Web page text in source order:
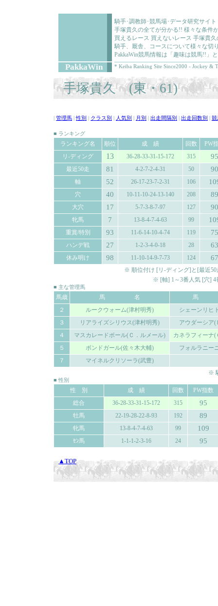
騎手･調教師･競馬場･データ研究サイ
手塚貴久の全てが分かる!! 様々な条件
買えるレース 買えないレース 手塚貴
騎手、厩舎、コースについて様々な切
PakkaWin競馬情報は「趣味は競馬!!」
PakkaWin * Keiba Ranking Site Since2000 - Jockey &
手塚貴久 (東・61)
管理馬 |性別 クラス別 人気別 月別 出走間隔別 出走回数別 競
■ ランキング
ランキング名 順位 成 績 回数
PW
リ-ディング
13 36-28-33-31-15-172 315 95
最近50走 81 4-2-7-2-4-31 50 90
軸 52 26-17-23-7-2-31 106
穴 40 10-11-10-24-13-140 208 89
大穴 17 5-7-3-8-7-97 127 90
牝馬 7 13-8-4-7-4-63 99
重賞/特別 93 11-6-14-10-4-74 119 75
ハンデ戦 27 1-2-3-4-0-18 28 63
休み明け 98 11-10-14-9-7-73 124 67
※ 順位付け [リ-ディング]と[最近
※ [軸] 1～3番人気 [穴] 4
■ 主な管理馬
馬歳 馬 名
馬
２
ルークウォーム(津村明秀)
シェーンリヒ
３
リアライズシリウス(津村明秀)
アウダーシア(
４
マスカレードボール(Ｃ．ルメール)
カネラフィーナ
５
ボンドガール(佐々木大輔)
フォルラニー
７
マイネルクリソーラ(武豊)
※
■ 性別
性 別 成 績 回数
PW指数
総合
36-28-33-31-15-172 315 95
牡馬 22-19-28-22-8-93 192 89
牝馬 13-8-4-7-4-63 99 109
ｾﾝ馬 1-1-1-2-3-16 24 95
▲TOP